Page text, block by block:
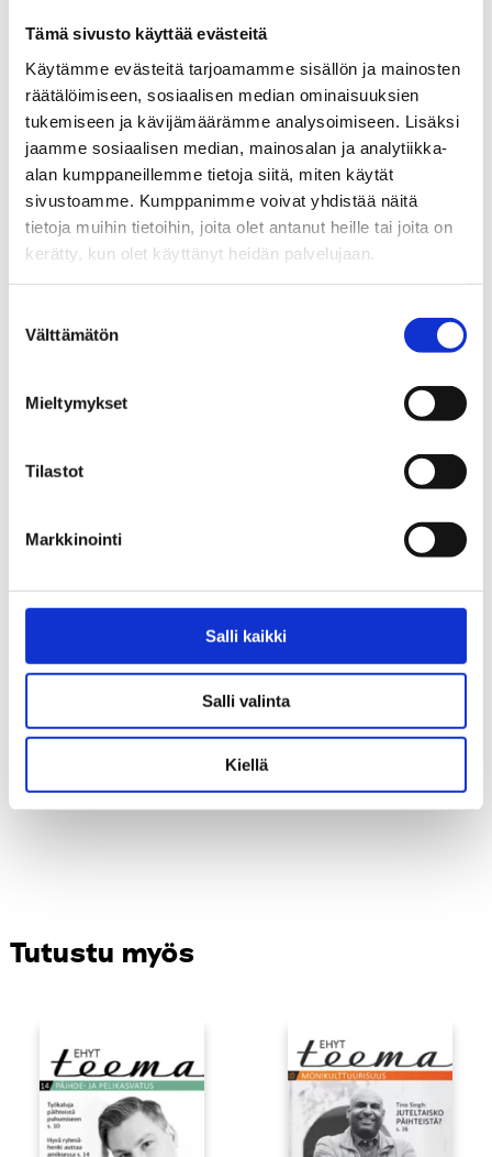
Tämä sivusto käyttää evästeitä
Käytämme evästeitä tarjoamamme sisällön ja mainosten
räätälöimiseen, sosiaalisen median ominaisuuksien
tukemiseen ja kävijämäärämme analysoimiseen. Lisäksi
jaamme sosiaalisen median, mainosalan ja analytiikka-
alan kumppaneillemme tietoja siitä, miten käytät
sivustoamme. Kumppanimme voivat yhdistää näitä
tietoja muihin tietoihin, joita olet antanut heille tai joita on
kerätty, kun olet käyttänyt heidän palvelujaan.
valinta
Välttämätön
Mieltymykset
Tilastot
Markkinointi
Salli kaikki
Salli valinta
Kiellä
harjoitteita toiselle asteelle
ohjaajan opas
somessa -juliste
Tutustu myös